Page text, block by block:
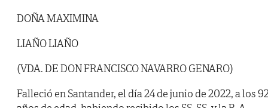
DOÑA MAXIMINA
LIAÑO LIAÑO
(VDA. DE DON FRANCISCO NAVARRO GENARO)
Falleció en Santander, el día 24 de junio de 2022, a los